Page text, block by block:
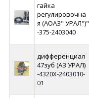
гайка
регулировочна
я (АОАЗ" УРАЛ")"
-375-2403040
дифференциал
47зуб (АЗ УРАЛ)
-4320Х-2403010-
01